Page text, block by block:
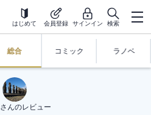
はじめて 会員登録 サインイン 検索
総合 コミック ラノベ
さんのレビュー